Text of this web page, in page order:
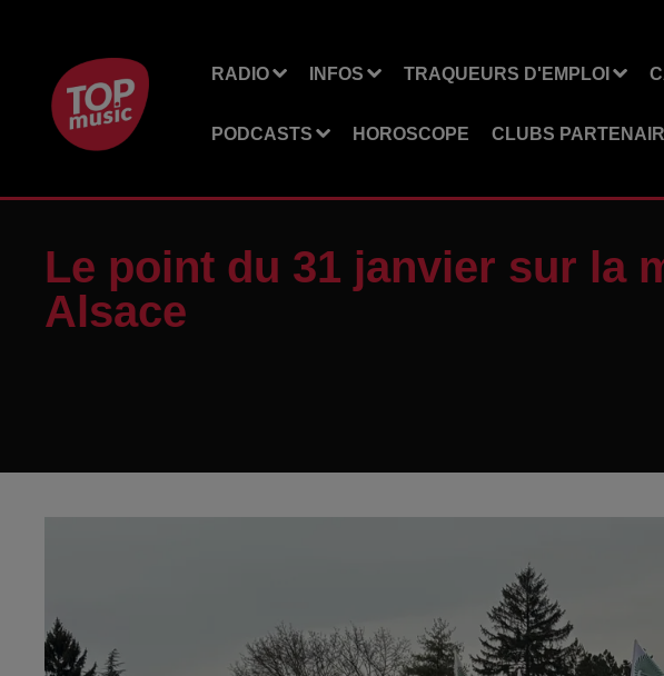
RADIO INFOS TRAQUEURS D'EMPLOI
PODCASTS HOROSCOPE CLUBS
Le point du 31 janvier sur la
Alsace